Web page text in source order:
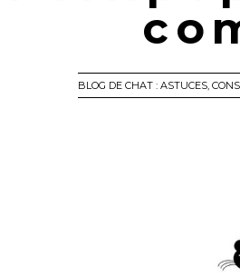
BLOG DE CHAT : ASTUCES,